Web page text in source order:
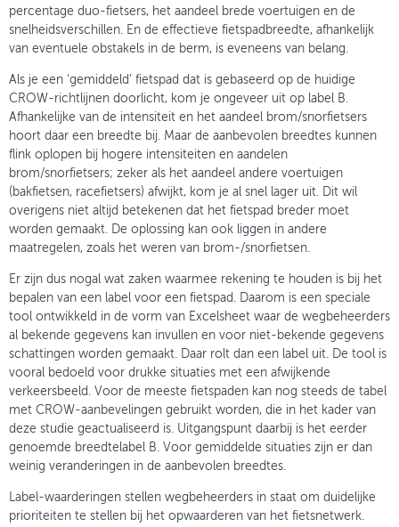
percentage duo-fietsers, het aandeel brede voertuigen en de
snelheidsverschillen. En de effectieve fietspadbreedte, afhankelijk
van eventuele obstakels in de berm, is eveneens van belang.
Als je een ‘gemiddeld’ fietspad dat is gebaseerd op de huidige
CROW-richtlijnen doorlicht, kom je ongeveer uit op label B.
Afhankelijke van de intensiteit en het aandeel brom/snorfietsers
hoort daar een breedte bij. Maar de aanbevolen breedtes kunnen
flink oplopen bij hogere intensiteiten en aandelen
brom/snorfietsers; zeker als het aandeel andere voertuigen
(bakfietsen, racefietsers) afwijkt, kom je al snel lager uit. Dit wil
overigens niet altijd betekenen dat het fietspad breder moet
worden gemaakt. De oplossing kan ook liggen in andere
maatregelen, zoals het weren van brom-/snorfietsen.
Er zijn dus nogal wat zaken waarmee rekening te houden is bij het
bepalen van een label voor een fietspad. Daarom is een speciale
tool ontwikkeld in de vorm van Excelsheet waar de wegbeheerders
al bekende gegevens kan invullen en voor niet-bekende gegevens
schattingen worden gemaakt. Daar rolt dan een label uit. De tool is
vooral bedoeld voor drukke situaties met een afwijkende
verkeersbeeld. Voor de meeste fietspaden kan nog steeds de tabel
met CROW-aanbevelingen gebruikt worden, die in het kader van
deze studie geactualiseerd is. Uitgangspunt daarbij is het eerder
genoemde breedtelabel B. Voor gemiddelde situaties zijn er dan
weinig veranderingen in de aanbevolen breedtes.
Label-waarderingen stellen wegbeheerders in staat om duidelijke
prioriteiten te stellen bij het opwaarderen van het fietsnetwerk.